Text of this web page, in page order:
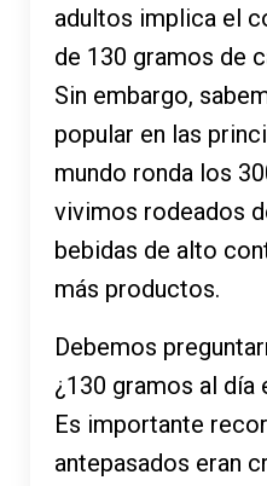
adultos implica el
de 130 gramos de
Sin embargo,
popular en las
mundo ronda los
vivimos rodeados
bebidas de alto
más productos.
Debemos
¿130 gramos al
Es importante
antepasados eran